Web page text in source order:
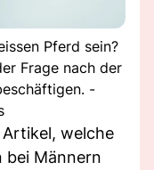
Pferd sein?
Frage nach der
-
welche
bei Männern